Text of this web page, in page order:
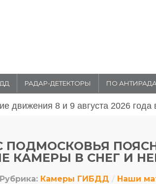
РАДАР-ДЕТЕКТОРЫ ПО
движения 31 июля и 1 августа
ПОДМОСКОВЬЯ
КАМЕРЫ В СНЕГ И
Рубрика: Камеры ГИБДД Наши